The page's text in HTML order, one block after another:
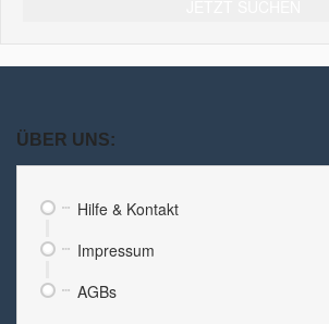
ÜBER UNS:
Hilfe & Kontakt
Impressum
AGBs